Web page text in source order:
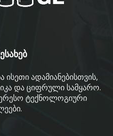
ისეთი ადამიანებისთვის,
და ციფრული სამყარო.
ტექნოლოგიური